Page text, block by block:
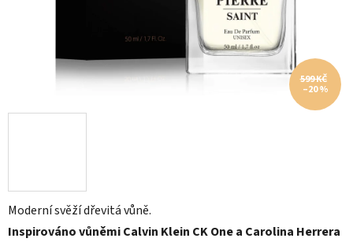
Moderní svěží dřevitá vůně.
Inspirováno vůněmi Calvin Klein CK One a Carolina Herrera
599 KČ
–20 %